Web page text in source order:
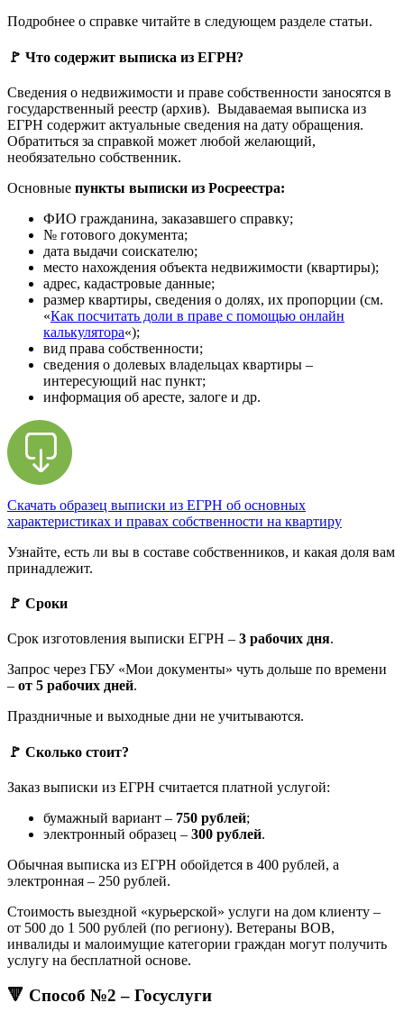
Подробнее о справке читайте в следующем разделе статьи.
🚩 Что содержит выписка из ЕГРН?
Сведения о недвижимости и праве собственности заносятся в
государственный реестр (архив). Выдаваемая выписка из
ЕГРН содержит актуальные сведения на дату обращения.
Обратиться за справкой может любой желающий,
необязательно собственник.
Основные пункты выписки из Росреестра:
ФИО гражданина, заказавшего справку;
№ готового документа;
дата выдачи соискателю;
место нахождения объекта недвижимости (квартиры);
адрес, кадастровые данные;
размер квартиры, сведения о долях, их пропорции (см.
«Как посчитать доли в праве с помощью онлайн
калькулятора«);
вид права собственности;
сведения о долевых владельцах квартиры –
интересующий нас пункт;
информация об аресте, залоге и др.
Скачать образец выписки из ЕГРН об основных
характеристиках и правах собственности на квартиру
Узнайте, есть ли вы в составе собственников, и какая доля вам
принадлежит.
🚩 Сроки
Срок изготовления выписки ЕГРН – 3 рабочих дня.
Запрос через ГБУ «Мои документы» чуть дольше по времени
– от 5 рабочих дней.
Праздничные и выходные дни не учитываются.
🚩 Сколько стоит?
Заказ выписки из ЕГРН считается платной услугой:
бумажный вариант – 750 рублей;
электронный образец – 300 рублей.
Обычная выписка из ЕГРН обойдется в 400 рублей, а
электронная – 250 рублей.
Стоимость выездной «курьерской» услуги на дом клиенту –
от 500 до 1 500 рублей (по региону). Ветераны ВОВ,
инвалиды и малоимущие категории граждан могут получить
услугу на бесплатной основе.
🔻 Способ №2 – Госуслуги